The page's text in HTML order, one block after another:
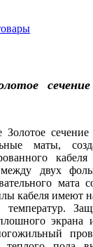
маты,
двух
мата
кабеля имеют